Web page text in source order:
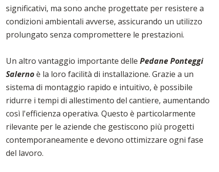
significativi, ma sono anche progettate per resistere a
condizioni ambientali avverse, assicurando un utilizzo
prolungato senza compromettere le prestazioni.
Un altro vantaggio importante delle Pedane Ponteggi
Salernoè la loro facilità di installazione. Grazie a un
sistema di montaggio rapido e intuitivo, è possibile
ridurre i tempi di allestimento del cantiere, aumentando
così l'efficienza operativa. Questo è particolarmente
rilevante per le aziende che gestiscono più progetti
contemporaneamente e devono ottimizzare ogni fase
del lavoro.